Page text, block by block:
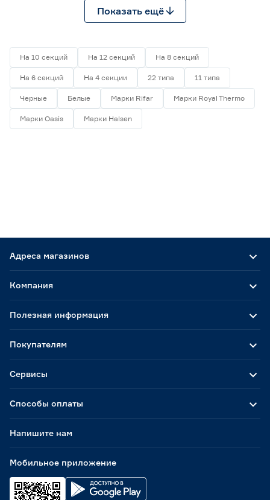
Показать ещё
На 10 секций На 12 секций На 8 секций
На 6 секций На 4 секции 22 типа 11 типа
Черные Белые Марки Rifar Марки Royal Thermo
Марки Oasis Марки Halsen
Адреса магазинов
Способы оплаты
Мобильное приложение
Компания
Полезная информация
Покупателям
Сервисы
Напишите нам